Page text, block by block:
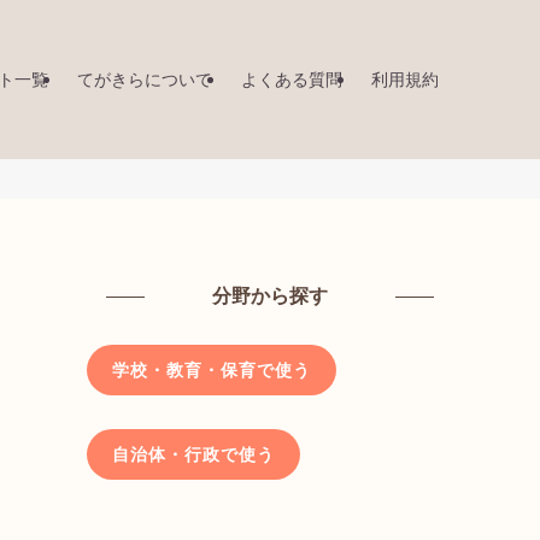
一覧 てがきらについて よくある質問 利用規約
分野から探す
学校・教育・保育で使う
自治体・行政で使う